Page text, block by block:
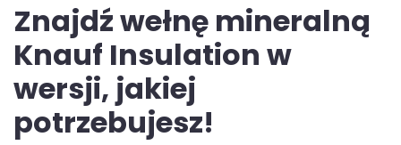
Znajdź wełnę mineralną
Knauf Insulation w
wersji, jakiej
potrzebujesz!